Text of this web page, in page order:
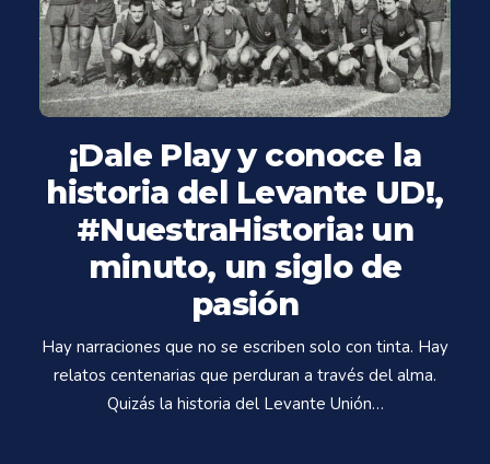
¡Dale Play y conoce la
historia del Levante UD!,
#NuestraHistoria: un
minuto, un siglo de
pasión
Hay narraciones que no se escriben solo con tinta. Hay
relatos centenarias que perduran a través del alma.
Quizás la historia del Levante Unión…